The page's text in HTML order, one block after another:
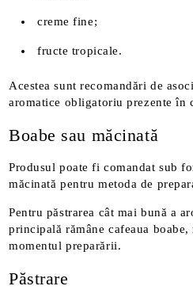
creme fine;
fructe tropicale.
Acestea sunt recomandări de
aromatice obligatoriu prezente în
Boabe sau măcinată
Produsul poate fi comandat sub
măcinată pentru metoda de
Pentru păstrarea cât mai bună a
principală rămâne cafeaua
momentul preparării.
Păstrare